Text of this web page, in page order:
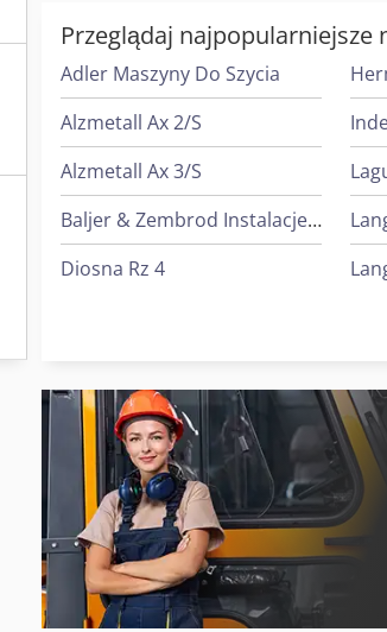
Przeglądaj najpopularniejsze
Adler Maszyny Do Szycia
Alzmetall Ax 2/S
Alzmetall Ax 3/S
Baljer & Zembrod Instalacje Do Drewna Okrągłego
Diosna Rz 4